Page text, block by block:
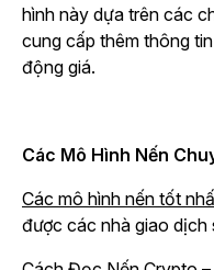
hình này dựa trên các
cung cấp thêm thông
động giá.
Các Mô Hình Nến
Các mô hình nến tốt
được các nhà giao dịch